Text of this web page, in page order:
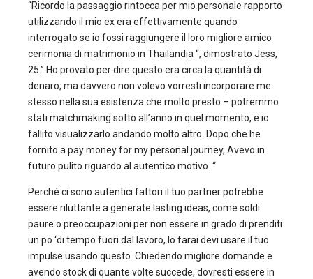
“Ricordo la passaggio rintocca per mio personale rapporto
utilizzando il mio ex era effettivamente quando
interrogato se io fossi raggiungere il loro migliore amico
cerimonia di matrimonio in Thailandia “, dimostrato Jess,
25.” Ho provato per dire questo era circa la quantità di
denaro, ma davvero non volevo vorresti incorporare me
stesso nella sua esistenza che molto presto – potremmo
stati matchmaking sotto all’anno in quel momento, e io
fallito visualizzarlo andando molto altro. Dopo che he
fornito a pay money for my personal journey, Avevo in
futuro pulito riguardo al autentico motivo. “
Perché ci sono autentici fattori il tuo partner potrebbe
essere riluttante a generate lasting ideas, come soldi
paure o preoccupazioni per non essere in grado di prenditi
un po ‘di tempo fuori dal lavoro, lo farai devi usare il tuo
impulse usando questo. Chiedendo migliore domande e
avendo stock di quante volte succede, dovresti essere in